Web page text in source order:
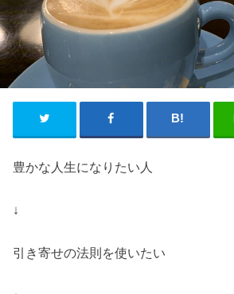
豊かな人生になりたい人
‬‪↓‬‪
引き寄せの法則を使いたい